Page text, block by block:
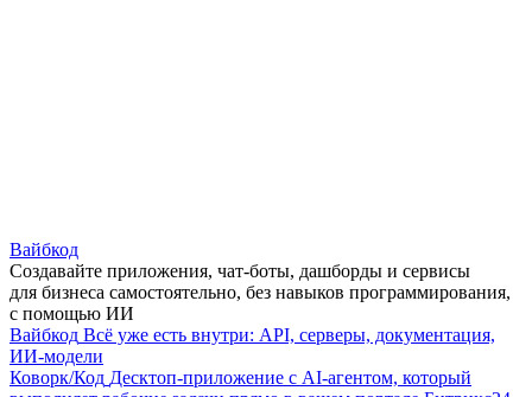
Вайбкод
Создавайте приложения, чат-боты, дашборды и сервисы
для бизнеса самостоятельно, без навыков программирования,
с помощью ИИ
Вайбкод Всё уже есть внутри: API, серверы, документация,
ИИ-модели
Коворк/Код Десктоп-приложение с AI-агентом, который